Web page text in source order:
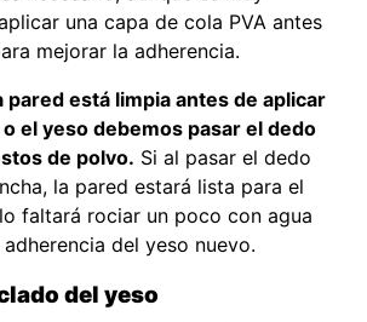
una capa de cola PVA antes
mejorar la adherencia.
pared está limpia antes de aplicar
el yeso debemos pasar el dedo
de polvo. Si al pasar el dedo
la pared estará lista para el
faltará rociar un poco con agua
del yeso nuevo.
del yeso